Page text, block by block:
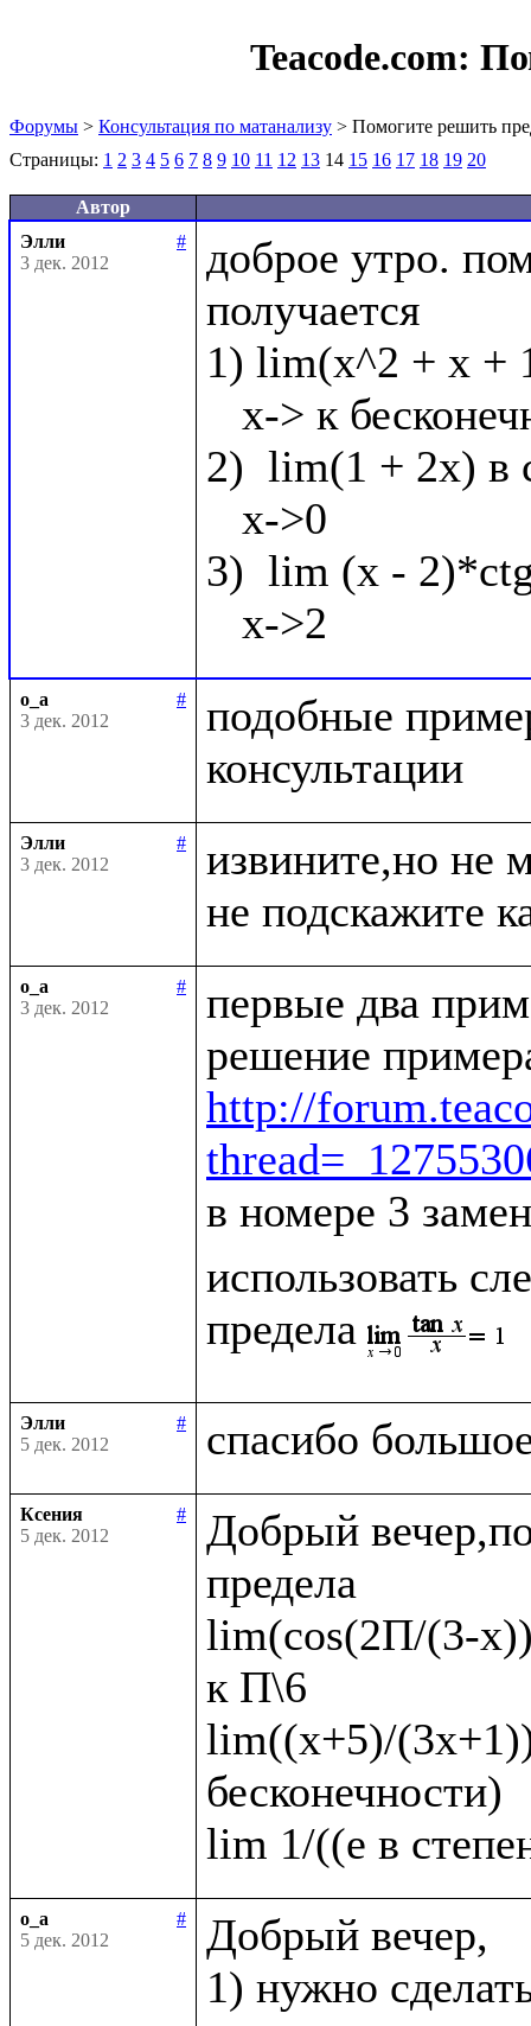
Teacode.com:
Форумы > Консультация по матанализу > Помогите решить
Страницы: 1 2 3 4 5 6 7 8 9 10 11 12 13 14 15 16 17 18 19 20
Автор
Элли
#
3 дек. 2012
доброе утро.
получается
1) lim(x^2 + x +
2)  lim(1 + 2x) в
3)  lim (x -
o_a
#
3 дек. 2012
подобные
Элли
#
3 дек. 2012
извините,но не
o_a
#
3 дек. 2012
первые два
http://
в номере 3
использовать
предела
Элли
#
5 дек. 2012
Ксения
#
5 дек. 2012
Добрый
предела
lim(cos(2П/(3-
к П\6
lim((х+5)/
бесконечности)
o_a
#
5 дек. 2012
Добрый вечер,
1) нужно